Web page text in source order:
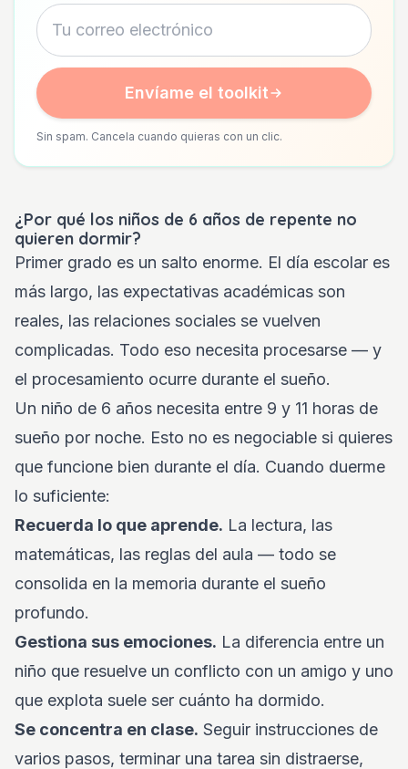
Envíame el toolkit
Sin spam. Cancela cuando quieras con un clic.
¿Por qué los niños de 6 años de repente no
quieren dormir?
Primer grado es un salto enorme. El día escolar es
más largo, las expectativas académicas son
reales, las relaciones sociales se vuelven
complicadas. Todo eso necesita procesarse — y
el procesamiento ocurre durante el sueño.
Un niño de 6 años necesita entre 9 y 11 horas de
sueño por noche. Esto no es negociable si quieres
que funcione bien durante el día. Cuando duerme
lo suficiente:
Recuerda lo que aprende. La lectura, las
matemáticas, las reglas del aula — todo se
consolida en la memoria durante el sueño
profundo.
Gestiona sus emociones. La diferencia entre un
niño que resuelve un conflicto con un amigo y uno
que explota suele ser cuánto ha dormido.
Se concentra en clase. Seguir instrucciones de
varios pasos, terminar una tarea sin distraerse,